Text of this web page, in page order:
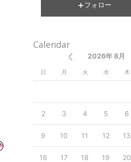
フォロー
Calendar
2026年 8月
日 月 火 水 木
2 3 4 5 6
9 10 11 12 13
16 17 18 19 20